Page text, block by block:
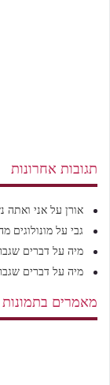
תגובות אחרונות
אורן על אני ואתה
גבי על מונולוגים
מיה על דברים
מיה על דברים
מאמרים בתמונות